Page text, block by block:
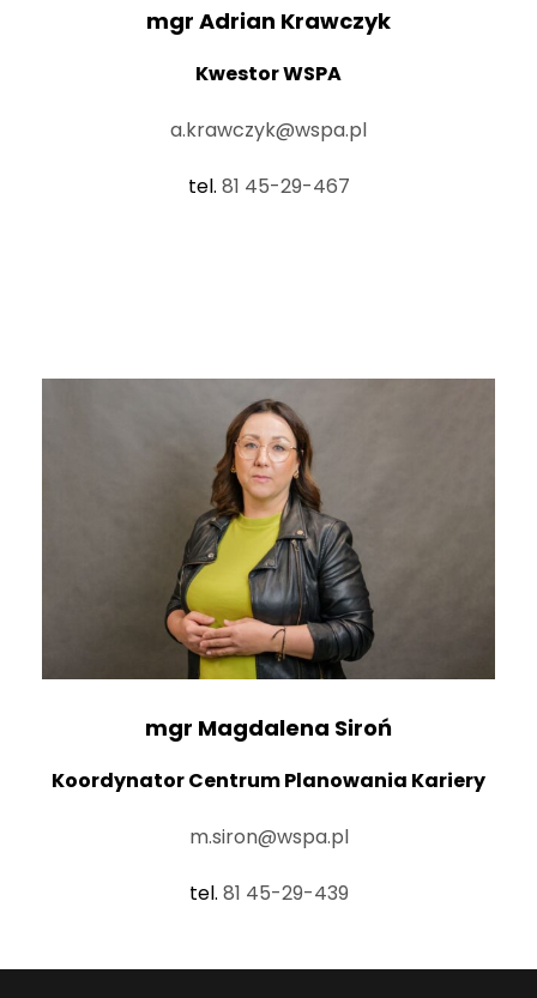
mgr Adrian Krawczyk
Kwestor WSPA
a.krawczyk@wspa.pl
tel. 81 45-29-467
mgr Magdalena Siroń
Koordynator Centrum Planowania Kariery
m.siron@wspa.pl
tel. 81 45-29-439